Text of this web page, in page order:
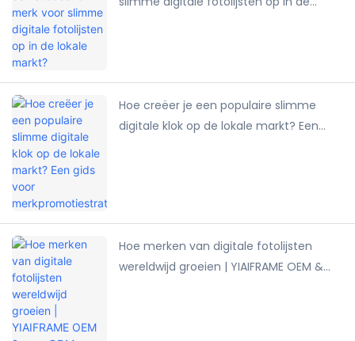
Hoe creëer je een populaire slimme
digitale klok op de lokale markt? Een
Hoe merken van digitale fotolijsten
wereldwijd groeien | YIAIFRAME OEM &